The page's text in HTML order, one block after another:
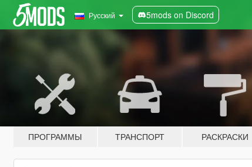
Русский 5mods on Discord
ПРОГРАММЫ ТРАНСПОРТ РАСКРАСКИ